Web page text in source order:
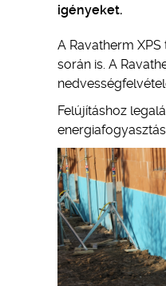
igényeket.
A Ravatherm
során is. A
Felújításhoz